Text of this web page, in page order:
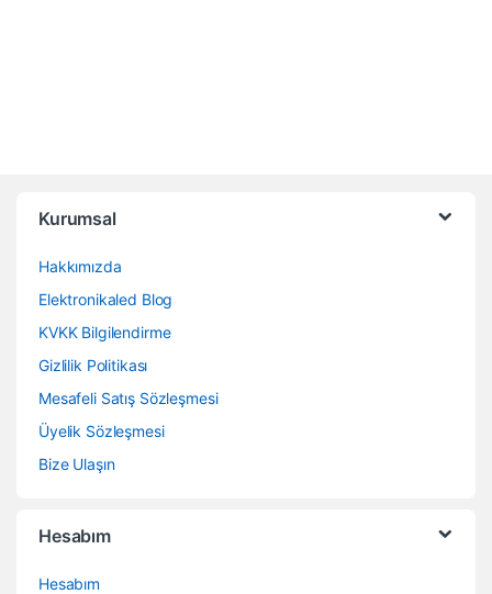
Kurumsal
Hakkımızda
Elektronikaled Blog
KVKK Bilgilendirme
Gizlilik Politikası
Mesafeli Satış Sözleşmesi
Üyelik Sözleşmesi
Bize Ulaşın
Hesabım
Hesabım